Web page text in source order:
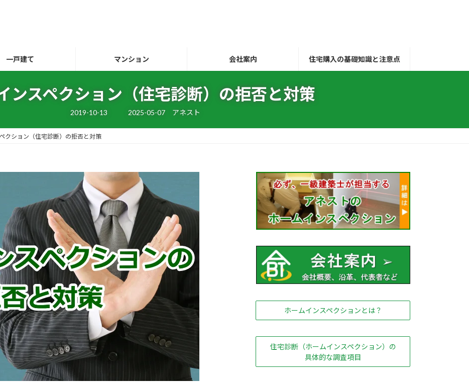
一戸建て マンション 会社案内 住宅購入の基礎知識と注意点
ンスペクション（住宅診断）の拒否と対策
2019-10-13
最
2025-05-07 アネスト
クション（住宅診断）の拒否と対策
ホームインスペクションとは？
住宅診断（ホームインスペクション）の
具体的な調査項目